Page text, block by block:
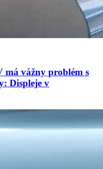
má vážny problém s
Displeje v